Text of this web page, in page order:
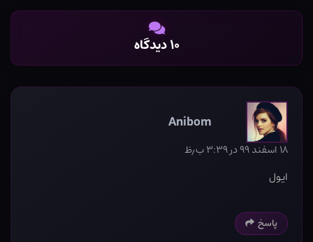
۱۰ دیدگاه
Anibom
۱۸ اسفند ۹۹ در ۳:۳۹ ب٫ظ
ایول
پاسخ